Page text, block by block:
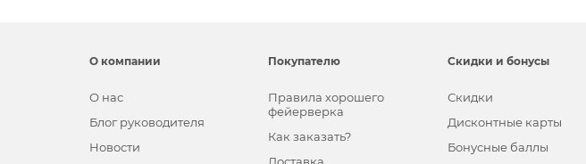
О компании
О нас
Блог руководителя
Новости
Покупателю
Правила хорошего
фейерверка
Как заказать?
Скидки и бонусы
Скидки
Дисконтные карты
Бонусные баллы